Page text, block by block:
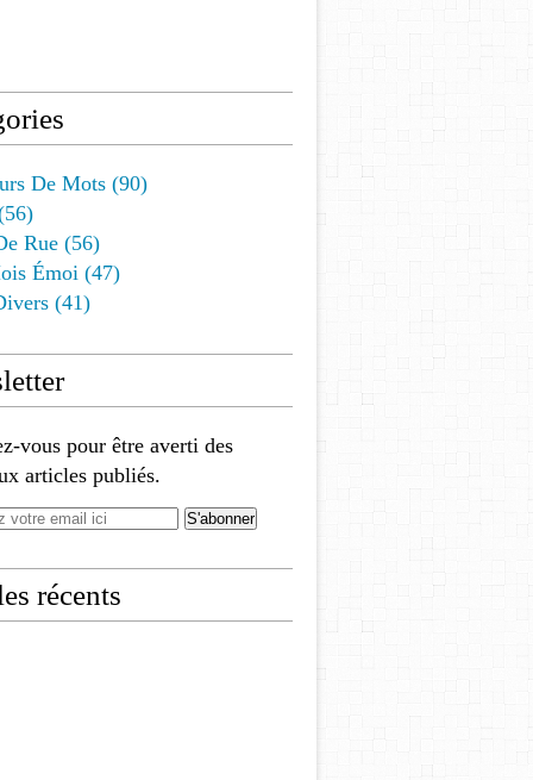
De Mots (90)
Rue (56)
Émoi (47)
(41)
vous pour être averti des
articles publiés.
récents